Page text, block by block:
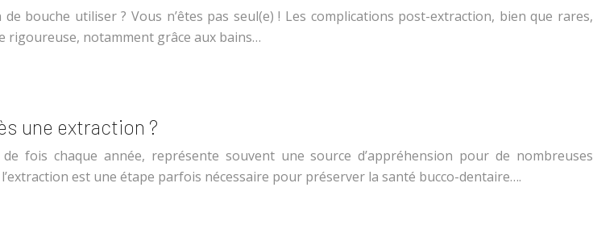
bouche utiliser ? Vous n’êtes pas seul(e) ! Les complications post-extraction, bien que rares,
rigoureuse, notamment grâce aux bains…
une extraction ?
fois chaque année, représente souvent une source d’appréhension pour de nombreuses
est une étape parfois nécessaire pour préserver la santé bucco-dentaire….